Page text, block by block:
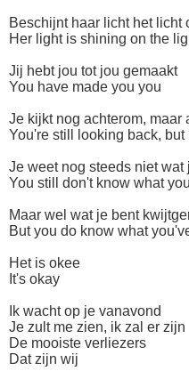
Beschijnt haar licht het licht
Her light is shining on the
Jij hebt jou tot jou gemaakt
You have made you you
Je kijkt nog achterom, maar
You're still looking back,
Je weet nog steeds niet wat
You still don't know what
Maar wel wat je bent
But you do know what
Het is okee
It's okay
Ik wacht op je vanavond
Je zult me zien, ik zal er zijn
De mooiste verliezers
Dat zijn wij